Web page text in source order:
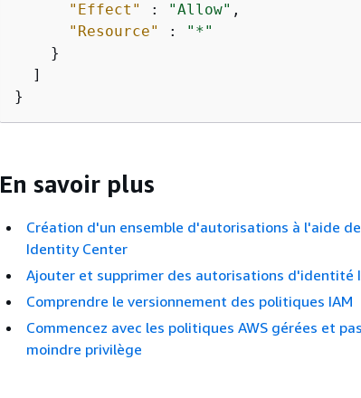
"Effect"
: "Allow" ,
"Resource"
:
"*"
    }
  ]
}
En savoir plus
Création d'un ensemble d'autorisations à l'aide
Identity Center
Ajouter et supprimer des autorisations d'identité
Comprendre le versionnement des politiques IAM
Commencez avec les politiques AWS gérées et
moindre privilège